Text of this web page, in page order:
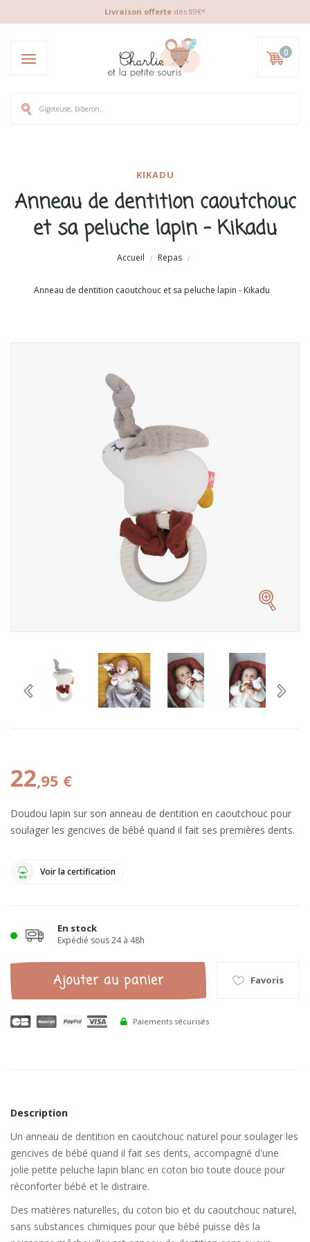
Livraison offerte dès 89€*
0
KIKADU
Anneau de dentition caoutchouc
et sa peluche lapin - Kikadu
Accueil Repas
Anneau de dentition caoutchouc et sa peluche lapin - Kikadu
22,95 €
Doudou lapin sur son anneau de dentition en caoutchouc pour
soulager les gencives de bébé quand il fait ses premières dents.
Voir la certification
En stock
Expédié sous 24 à 48h
Ajouter au panier Favoris
Paiements sécurisés
Description
Un anneau de dentition en caoutchouc naturel pour soulager les
gencives de bébé quand il fait ses dents, accompagné d'une
jolie petite peluche lapin blanc en coton bio toute douce pour
réconforter bébé et le distraire.
Des matières naturelles, du coton bio et du caoutchouc naturel,
sans substances chimiques pour que bébé puisse dès la